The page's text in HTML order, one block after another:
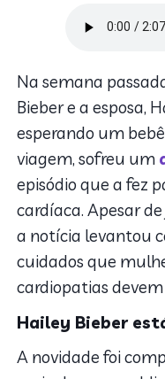
Na semana
Bieber e a esposa,
esperando um
viagem, sofreu um
episódio que a fez
cardíaca. Apesar
a notícia levantou
cuidados que
cardiopatias
Hailey Bieber
A novidade foi